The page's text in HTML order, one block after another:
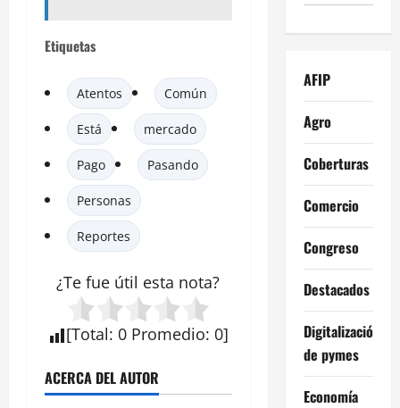
Etiquetas
Atentos Común
Está mercado
Pago Pasando
Personas
Reportes
¿Te fue útil esta nota?
[Total: 0 Promedio: 0]
ACERCA DEL AUTOR
AFIP
Agro
Coberturas
Comercio
Congreso
Destacados
Digitalización
de pymes
Economía